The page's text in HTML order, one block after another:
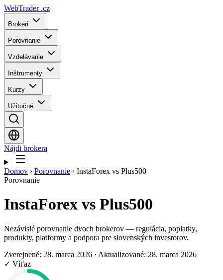
WebTrader .cz
Brokeri
Porovnanie
Vzdelávanie
Inštrumenty
Kurzy
Užitočné
Nájdi brokera
Domov › Porovnanie › InstaForex vs Plus500
Porovnanie
InstaForex vs Plus500
Nezávislé porovnanie dvoch brokerov — regulácia, poplatky,
produkty, platformy a podpora pre slovenských investorov.
Zverejnené: 28. marca 2026 · Aktualizované: 28. marca 2026
✓ Víťaz